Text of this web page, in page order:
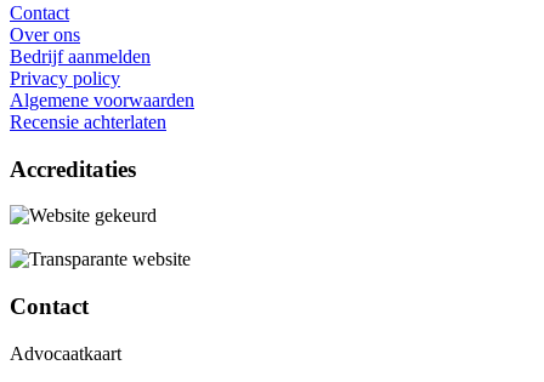
Contact
Over ons
Bedrijf aanmelden
Privacy policy
Algemene voorwaarden
Recensie achterlaten
Accreditaties
Contact
Advocaatkaart